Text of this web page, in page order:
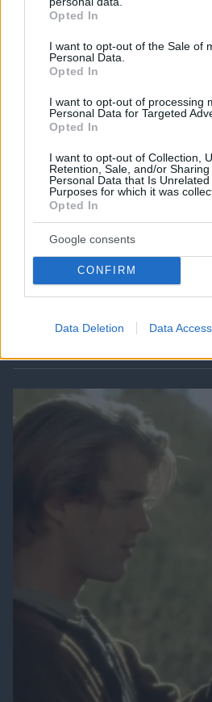
grant or deny consent to Google
use your data for below specified
consent section.
Opted In
I want to opt-out of the Sale of
Personal Data.
Opted In
I want to opt-out of processing
Personal Data for Targeted
Opted In
I want to opt-out of Collection,
Retention, Sale, and/or
Personal Data that Is
Purposes for which it was
Opted In
Google consents
CONFIRM
Data Deletion Data Access
Ποιο αυτοκίνητο βενζίνης